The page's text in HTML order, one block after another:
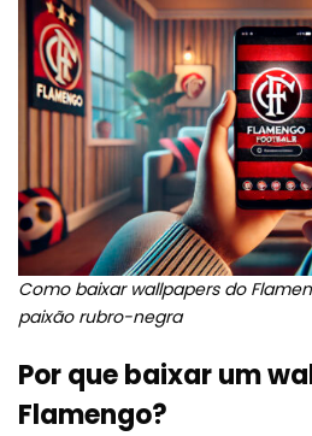
Como baixar wallpapers do
paixão rubro-negra
Por que baixar um
Flamengo?